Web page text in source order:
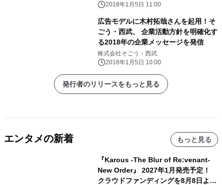
2018年1月5日 11:00
広告モデルに木村拓哉さんを起用！そ
ごう・西武、 企業活動方針を明確化す
る2018年の企業メッセージを発信
株式会社そごう・西武
2018年1月5日 10:00
発行者のリリースをもっと見る
エンタメの新着 もっと見る
『Karous -The Blur of Re:venant-
New Order』 2027年1月発売予定！
クラウドファンディングを8月8日より